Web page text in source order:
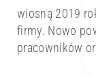
wiosną 2019
firmy. Nowo
pracowników